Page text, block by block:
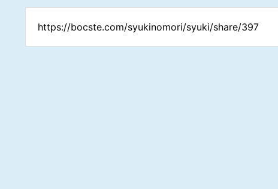
https://bocste.com/syukinomori/syuki/share/397